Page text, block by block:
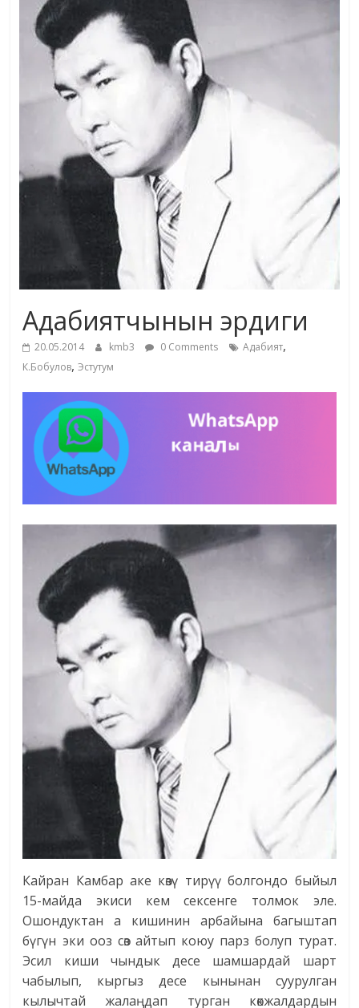
жана
адабияты
Адабиятчынын эрдиги
20.05.2014 kmb3 0 Comments Адабият,
К.Бобулов,Эстутум
Кайран Камбар аке көзү тирүү болгондо быйыл
15-майда экиси кем сексенге толмок эле.
Ошондуктан а кишинин арбайына багыштап
бүгүн эки ооз сөз айтып коюу парз болуп турат.
Эсил киши чындык десе шамшардай шарт
чабылып, кыргыз десе кынынан суурулган
кылычтай жалаңдап турган көкжалдардын